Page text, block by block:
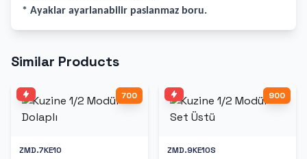
* Ayaklar ayarlanabilir paslanmaz boru.
Similar Products
700
ZMD.7KE10
900
ZMD.9KE10S